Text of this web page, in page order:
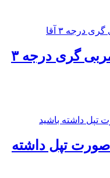
کلاس تئوری مربی گری درجه ۳
صورت تپل داشته